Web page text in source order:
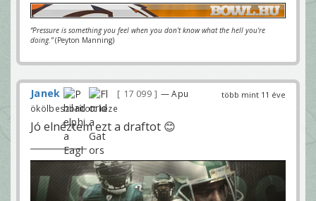
“Pressure is something you feel when you don't know what the hell you're
doing.”(Peyton Manning)
több mint 11 éve
Janek 17 099
— Apu
ökölbeszorított keze
Jó elnéztem ezt a draftot 😊